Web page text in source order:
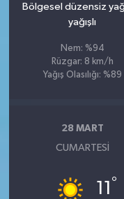
Bölgesel düzensiz
yağışlı
Nem: %94
Rüzgar: 8 km/h
Yağış Olasılığı: %89
28 MART
CUMARTESI
11 °